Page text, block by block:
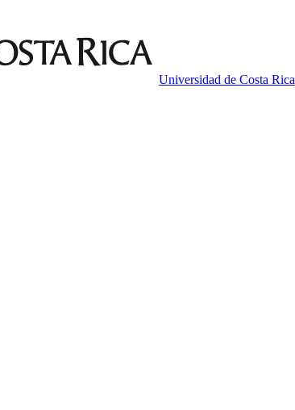
Universidad de Costa Rica